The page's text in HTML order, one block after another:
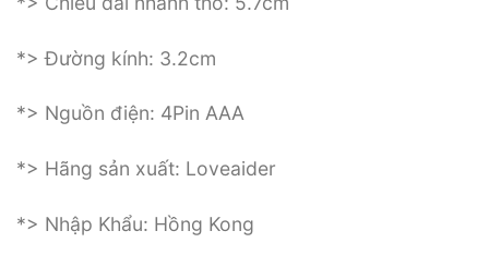
*> Đường kính: 3.2cm
*> Nguồn điện: 4Pin AAA
*> Hãng sản xuất: Loveaider
*> Nhập Khẩu: Hồng Kong